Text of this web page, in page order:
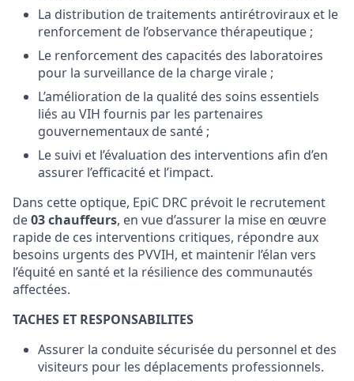
La distribution de traitements antirétroviraux et le
renforcement de l’observance thérapeutique ;
Le renforcement des capacités des laboratoires
pour la surveillance de la charge virale ;
L’amélioration de la qualité des soins essentiels
liés au VIH fournis par les partenaires
gouvernementaux de santé ;
Le suivi et l’évaluation des interventions afin d’en
assurer l’efficacité et l’impact.
Dans cette optique, EpiC DRC prévoit le recrutement
de03 chauffeurs, en vue d’assurer la mise en œuvre
rapide de ces interventions critiques, répondre aux
besoins urgents des PVVIH, et maintenir l’élan vers
l’équité en santé et la résilience des communautés
affectées.
TACHES ET RESPONSABILITES
Assurer la conduite sécurisée du personnel et des
visiteurs pour les déplacements professionnels.